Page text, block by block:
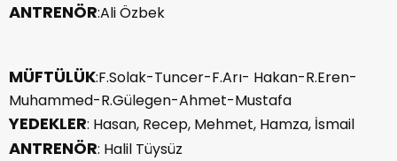
ANTRENÖR:Ali Özbek
MÜFTÜLÜK:F.Solak-Tuncer-F.Arı- Hakan-R.Eren-
Muhammed-R.Gülegen-Ahmet-Mustafa
YEDEKLER: Hasan, Recep, Mehmet, Hamza, İsmail
ANTRENÖR: Halil Tüysüz